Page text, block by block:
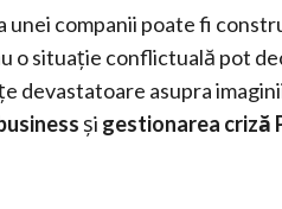
unei companii poate fi
o situație conflictuală pot
devastatoare asupra
și gestionarea criză